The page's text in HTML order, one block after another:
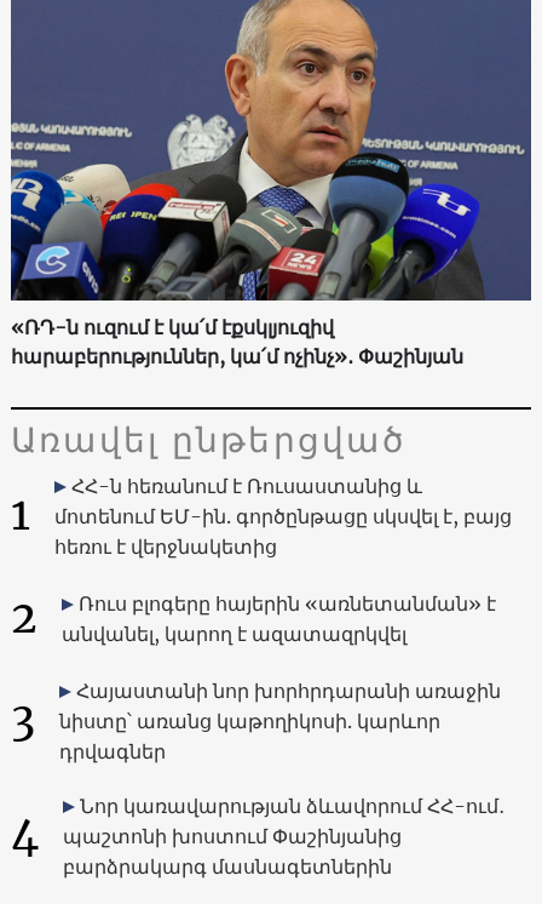
«ՌԴ-ն ուզում է կա՛մ էքսկլյուզիվ
հարաբերություններ, կա՛մ ոչինչ»․ Փաշինյան
Առավել ընթերցված
1
ՀՀ-ն հեռանում է Ռուսաստանից և
մոտենում ԵՄ-ին. գործընթացը սկսվել է, բայց
հեռու է վերջնակետից
2
Ռուս բլոգերը հայերին «առնետանման» է
անվանել, կարող է ազատազրկվել
3
Հայաստանի նոր խորհրդարանի առաջին
նիստը՝ առանց կաթողիկոսի. կարևոր
դրվագներ
4
Նոր կառավարության ձևավորում ՀՀ-ում․
պաշտոնի խոստում Փաշինյանից
բարձրակարգ մասնագետներին